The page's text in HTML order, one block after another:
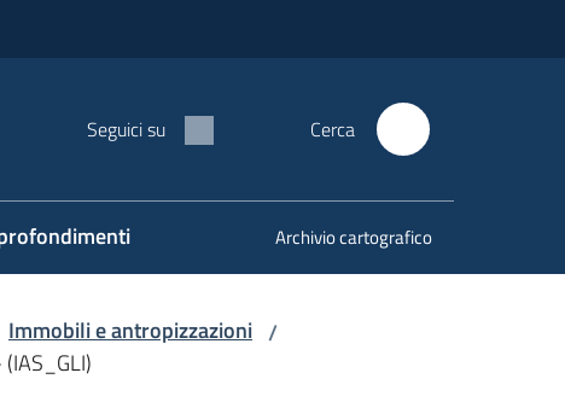
Seguici su Cerca
Archivio cartografico
Immobili e antropizzazioni /